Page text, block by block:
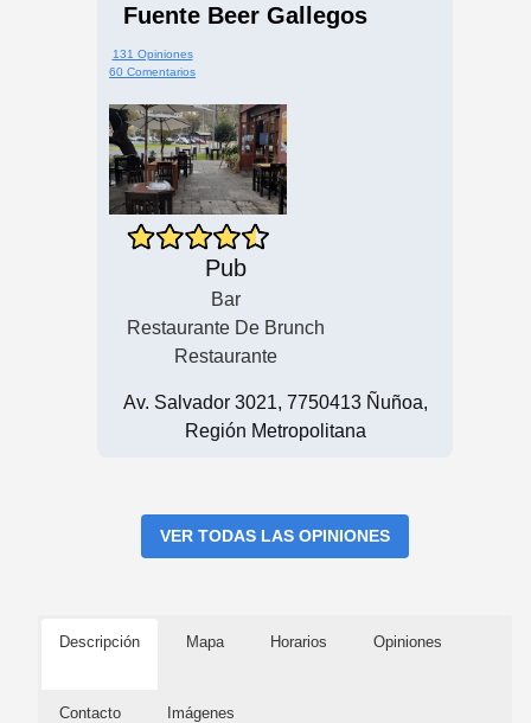
Fuente Beer Gallegos
131 Opiniones
60 Comentarios
Pub
Bar
Restaurante De Brunch
Restaurante
Av. Salvador 3021, 7750413 Ñuñoa,
Región Metropolitana
VER TODAS LAS OPINIONES
Descripción Mapa Horarios Opiniones
Contacto Imágenes